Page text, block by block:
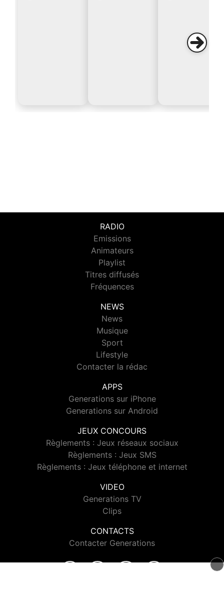
RADIO
Emissions
Animateurs
Playlist
Titres diffusés
Fréquences
NEWS
News
Musique
Sport
Lifestyle
Contacter la rédac
APPS
Generations sur iPhone
Generations sur Android
JEUX CONCOURS
Règlements : Jeux réseaux sociaux
Règlements : Jeux SMS
Règlements : Jeux téléphone et internet
VIDEO
Generations TV
Clips
CONTACTS
Contacter Generations